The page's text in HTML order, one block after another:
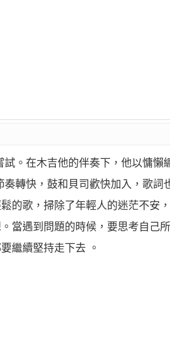
。在木吉他的伴奏下，他以慵懶
奏轉快，鼓和貝司歡快加入，歌
的歌，掃除了年輕人的迷茫不安
當遇到問題的時候，要思考自己
繼續堅持走下去 。